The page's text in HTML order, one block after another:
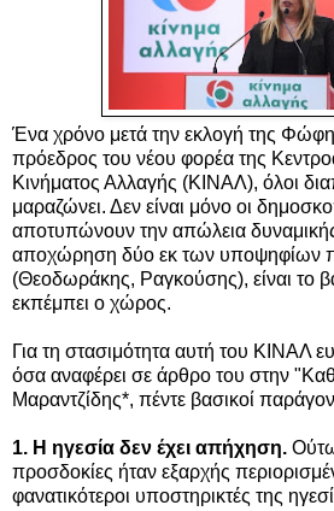
Ένα χρόνο μετά την εκλογή της
πρόεδρος του νέου φορέα της
Κινήματος Αλλαγής (ΚΙΝΑΛ), όλοι
μαραζώνει. Δεν είναι μόνο οι
αποτυπώνουν την απώλεια
αποχώρηση δύο εκ των υποψηφίων
(Θεοδωράκης, Ραγκούσης), είναι το
εκπέμπει ο χώρος.
Για τη στασιμότητα αυτή του ΚΙΝΑΛ
όσα αναφέρει σε άρθρο του στην
Μαραντζίδης*, πέντε βασικοί
1. Η ηγεσία δεν έχει απήχηση.
προσδοκίες ήταν εξαρχής
φανατικότεροι υποστηρικτές της